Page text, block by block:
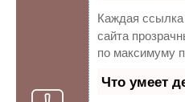
Каждая
сайта
по максимуму
Что умеет